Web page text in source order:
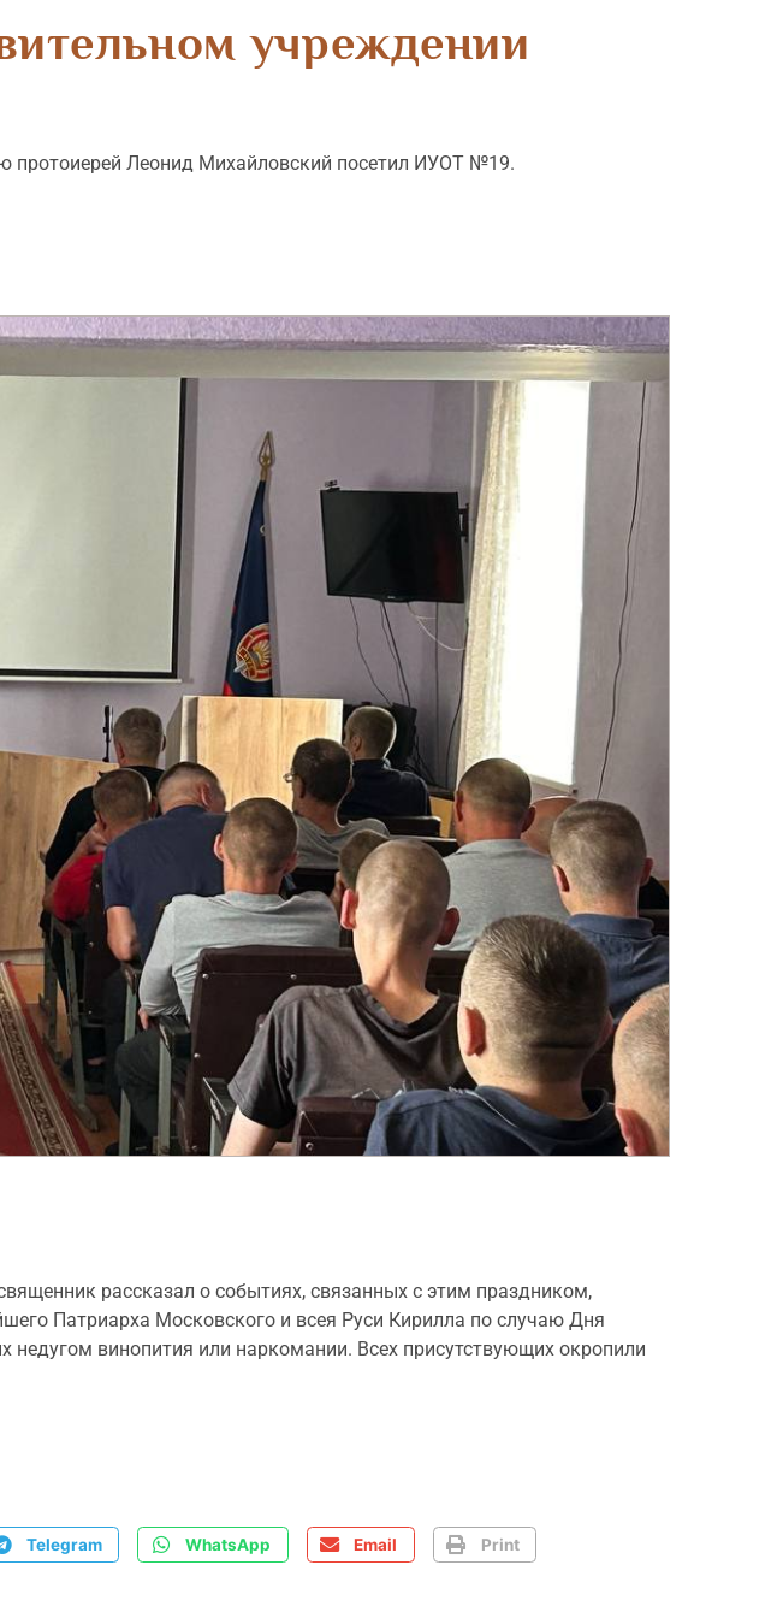
учреждении
протоиерей Леонид Михайловский посетил ИУОТ №19.
рассказал о событиях, связанных с этим праздником,
Патриарха Московского и всея Руси Кирилла по случаю Дня
недугом винопития или наркомании. Всех присутствующих окропили
Telegram WhatsApp Email Print